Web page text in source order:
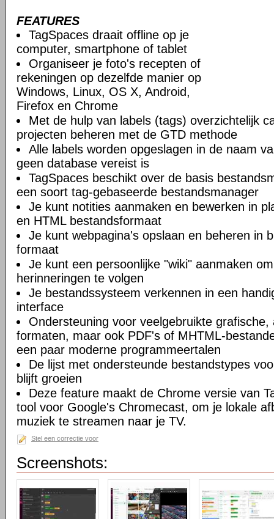
FEATURES
TagSpaces draait offline op je
computer, smartphone of tablet
Organiseer je foto's recepten of
rekeningen op dezelfde manier op
Windows, Linux, OS X, Android,
Firefox en Chrome
Met de hulp van labels (tags) overzichtelijk
projecten beheren met de GTD methode
Alle labels worden opgeslagen in de naam
geen database vereist is
TagSpaces beschikt over de basis
een soort tag-gebaseerde bestandsmanager
Je kunt notities aanmaken en bewerken in
en HTML bestandsformaat
Je kunt webpagina's opslaan en beheren in
formaat
Je kunt een persoonlijke "wiki" aanmaken
herinneringen te volgen
Je bestandssysteem verkennen in een
interface
Ondersteuning voor veelgebruikte grafische,
formaten, maar ook PDF's of MHTML-
een paar moderne programmeertalen
De lijst met ondersteunde bestandstypes
blijft groeien
Deze feature maakt de Chrome versie van
tool voor Google's Chromecast, om je lokale
muziek te streamen naar je TV.
Stel een correctie voor
Screenshots: